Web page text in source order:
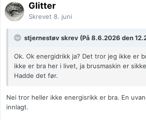
Glitter
Skrevet 8. juni
stjernestøv skrev (På 8.6.2026 den
Ok. Ok energidrikk ja? Det tror jeg ikke er
ikke er bra her i livet, ja brusmaskin er
Hadde det før.
Nei tror heller ikke energisrikk er bra. En
innlagt.